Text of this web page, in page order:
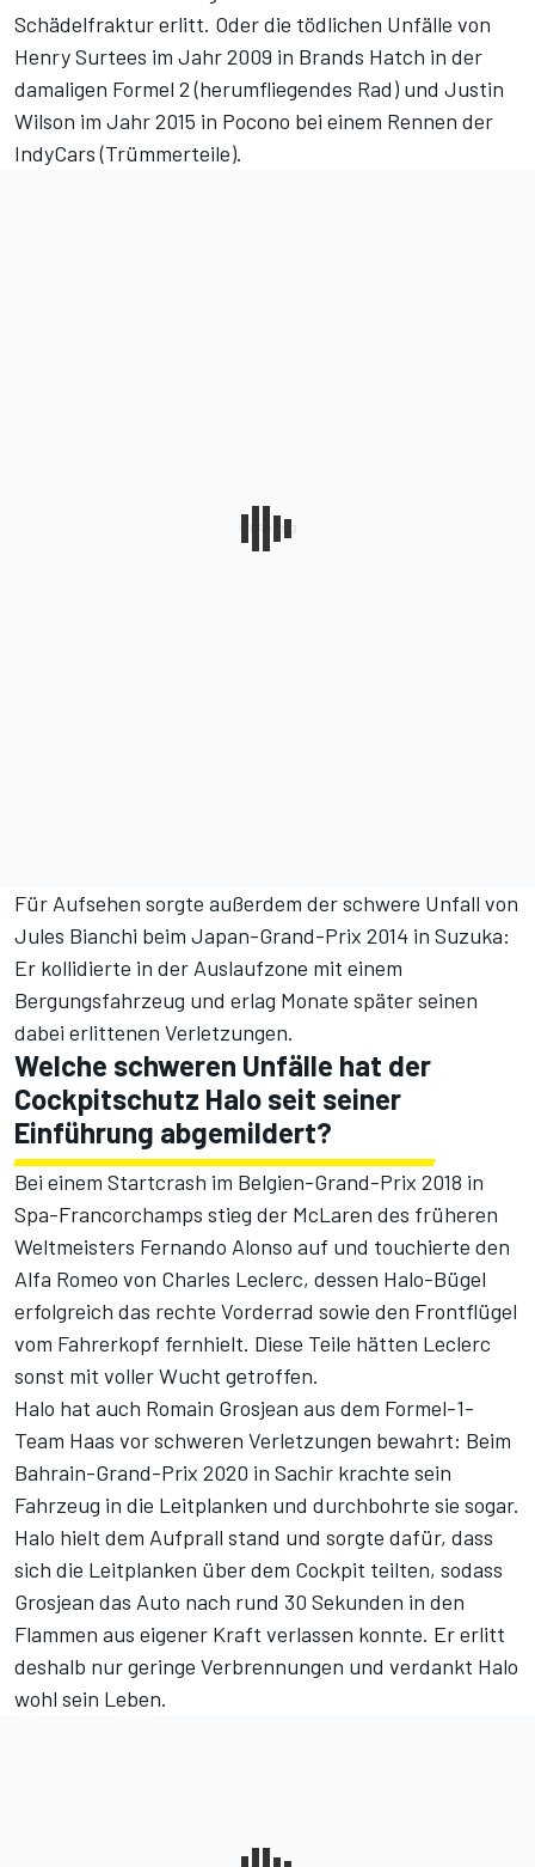
Schädelfraktur erlitt. Oder die tödlichen Unfälle von
Henry Surtees im Jahr 2009 in Brands Hatch in der
damaligen Formel 2 (herumfliegendes Rad) und Justin
Wilson im Jahr 2015 in Pocono bei einem Rennen der
IndyCars (Trümmerteile).
Für Aufsehen sorgte außerdem der schwere Unfall von
Jules Bianchi beim Japan-Grand-Prix 2014 in Suzuka:
Er kollidierte in der Auslaufzone mit einem
Bergungsfahrzeug und erlag Monate später seinen
dabei erlittenen Verletzungen.
Welche schweren Unfälle hat der
Cockpitschutz Halo seit seiner
Einführung abgemildert?
Bei einem Startcrash im Belgien-Grand-Prix 2018 in
Spa-Francorchamps stieg der McLaren des früheren
Weltmeisters Fernando Alonso auf und touchierte den
Alfa Romeo von Charles Leclerc, dessen Halo-Bügel
erfolgreich das rechte Vorderrad sowie den Frontflügel
vom Fahrerkopf fernhielt. Diese Teile hätten Leclerc
sonst mit voller Wucht getroffen.
Halo hat auch Romain Grosjean aus dem Formel-1-
Team Haas vor schweren Verletzungen bewahrt: Beim
Bahrain-Grand-Prix 2020 in Sachir krachte sein
Fahrzeug in die Leitplanken und durchbohrte sie sogar.
Halo hielt dem Aufprall stand und sorgte dafür, dass
sich die Leitplanken über dem Cockpit teilten, sodass
Grosjean das Auto nach rund 30 Sekunden in den
Flammen aus eigener Kraft verlassen konnte. Er erlitt
deshalb nur geringe Verbrennungen und verdankt Halo
wohl sein Leben.